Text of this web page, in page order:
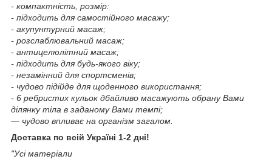
- компактність, розмір:
- підходить для самостійного масажу;
- акупунтурний масаж;
- розслаблювальний масаж;
- антицелюлітний масаж;
- підходить для будь-якого віку;
- незамінний для спортсменів;
- чудово підійде для щоденного використання;
- 6 ребристих кульок дбайливо масажують обрану Вами
ділянку тіла в заданому Вами темпі;
— чудово впливає на організм загалом.
Доставка по всій Україні 1-2 дні!
"Усі матеріали